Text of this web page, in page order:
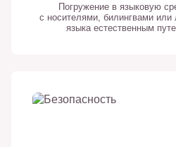
Погружение в языковую
с носителями, билингвами или
языка естественным